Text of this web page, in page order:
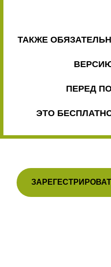
ТАКЖЕ
ПЕРЕД
ЭТО